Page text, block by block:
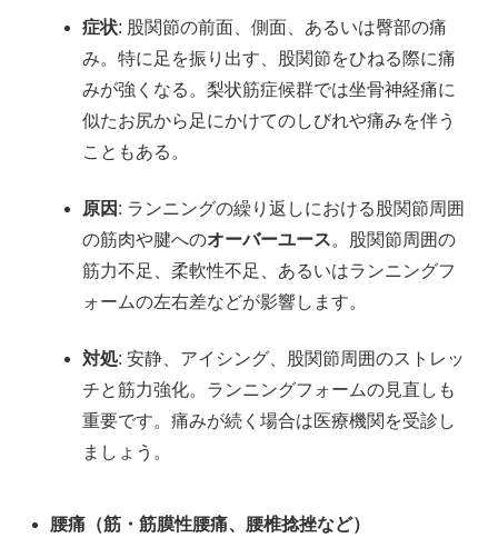
症状: 股関節の前面、側面、あるいは臀部の痛
み。特に足を振り出す、股関節をひねる際に痛
みが強くなる。梨状筋症候群では坐骨神経痛に
似たお尻から足にかけてのしびれや痛みを伴う
こともある。
原因 : ランニングの繰り返しにおける股関節周囲
の筋肉や腱へのオーバーユース。股関節周囲の
筋力不足、柔軟性不足、あるいはランニングフ
ォームの左右差などが影響します。
対処: 安静、アイシング、股関節周囲のストレッ
チと筋力強化。ランニングフォームの見直しも
重要です。痛みが続く場合は医療機関を受診し
ましょう。
腰痛（筋・筋膜性腰痛、腰椎捻挫など）